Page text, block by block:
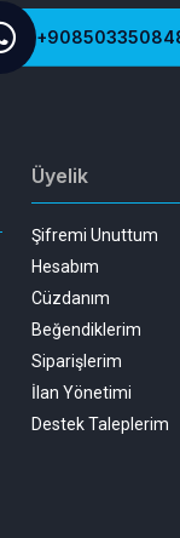
Üyelik
Şifremi Unuttum
Hesabım
Cüzdanım
Beğendiklerim
Siparişlerim
İlan Yönetimi
Destek Taleplerim